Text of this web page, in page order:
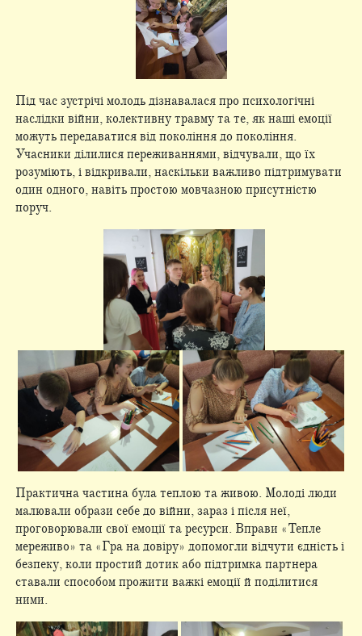
Під час зустрічі молодь дізнавалася про психологічні
наслідки війни, колективну травму та те, як наші емоції
можуть передаватися від покоління до покоління.
Учасники ділилися переживаннями, відчували, що їх
розуміють, і відкривали, наскільки важливо підтримувати
один одного, навіть простою мовчазною присутністю
поруч.
Практична частина була теплою та живою. Молоді люди
малювали образи себе до війни, зараз і після неї,
проговорювали свої емоції та ресурси. Вправи «Тепле
мереживо» та «Гра на довіру» допомогли відчути єдність і
безпеку, коли простий дотик або підтримка партнера
ставали способом прожити важкі емоції й поділитися
ними.